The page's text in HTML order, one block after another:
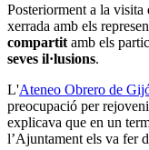
Posteriorment a la visita
xerrada amb els
compartit amb els
seves il·lusions.
L'Ateneo Obrero de
preocupació per
explicava que en un
l’Ajuntament els va fer